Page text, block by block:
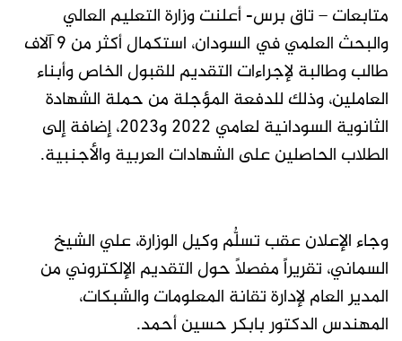
متابعات – تاق برس- أعلنت وزارة التعليم العالي
والبحث العلمي في السودان، استكمال أكثر من 9 آلاف
طالب وطالبة لإجراءات التقديم للقبول الخاص وأبناء
العاملين، وذلك للدفعة المؤجلة من حملة الشهادة
الثانوية السودانية لعامي 2022 و2023، إضافة إلى
الطلاب الحاصلين على الشهادات العربية والأجنبية.
وجاء الإعلان عقب تسلُّم وكيل الوزارة، علي الشيخ
السماني، تقريراً مفصلاً حول التقديم الإلكتروني من
المدير العام لإدارة تقانة المعلومات والشبكات،
المهندس الدكتور بابكر حسين أحمد.